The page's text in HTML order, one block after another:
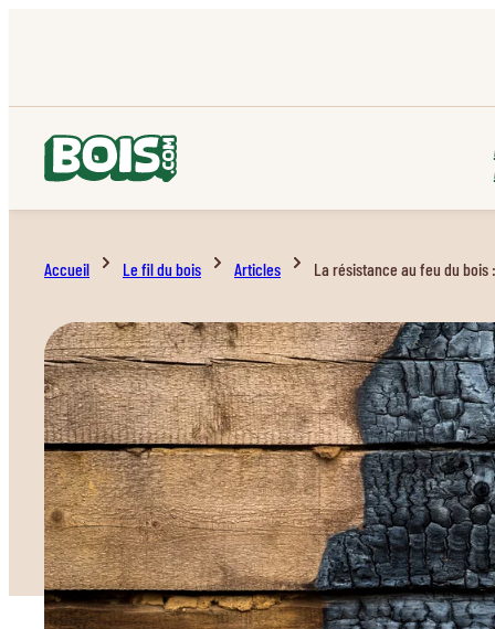
Accueil Le fil du bois Articles La résistance au feu du bois